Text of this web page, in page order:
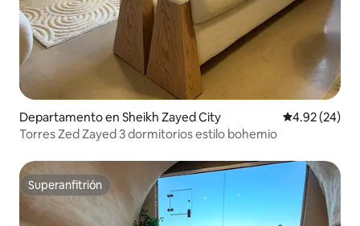
Departamento en Sheikh Zayed City Calificación
4.92 (24)
Torres Zed Zayed 3 dormitorios estilo bohemio
Superanfitrión
Superanfitrión